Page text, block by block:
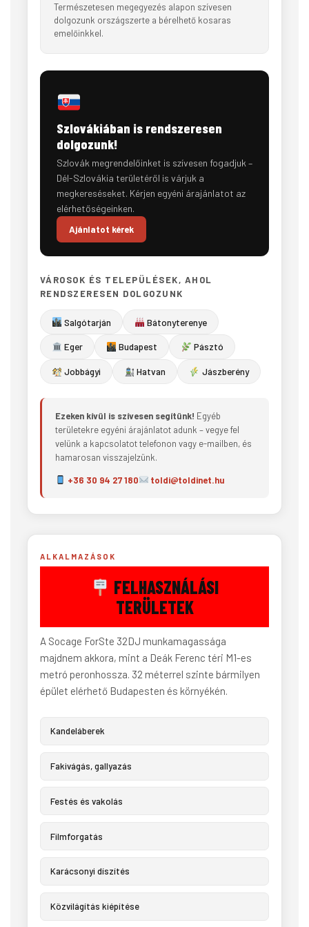
Természetesen megegyezés alapon szívesen
dolgozunk országszerte a bérelhető kosaras
emelőinkkel.
Szlovákiában is rendszeresen
dolgozunk!
Szlovák megrendelőinket is szívesen fogadjuk –
Dél-Szlovákia területéről is várjuk a
megkereséseket. Kérjen egyéni árajánlatot az
elérhetőségeinken.
Ajánlatot kérek
VÁROSOK ÉS TELEPÜLÉSEK, AHOL
RENDSZERESEN DOLGOZUNK
Salgótarján Bátonyterenye
Eger Budapest Pásztó
Jobbágyi Hatvan Jászberény
Ezeken kívül is szívesen segítünk! Egyéb
területekre egyéni árajánlatot adunk – vegye fel
velünk a kapcsolatot telefonon vagy e-mailben, és
hamarosan visszajelzünk.
+36 30 94 27 180 toldi@toldinet.hu
ALKALMAZÁSOK
FELHASZNÁLÁSI
TERÜLETEK
A Socage ForSte 32DJ munkamagassága
majdnem akkora, mint a Deák Ferenc téri M1-es
metró peronhossza. 32 méterrel szinte bármilyen
épület elérhető Budapesten és környékén.
Kandeláberek
Fakivágás, gallyazás
Festés és vakolás
Filmforgatás
Karácsonyi díszítés
Közvilágítás kiépítése